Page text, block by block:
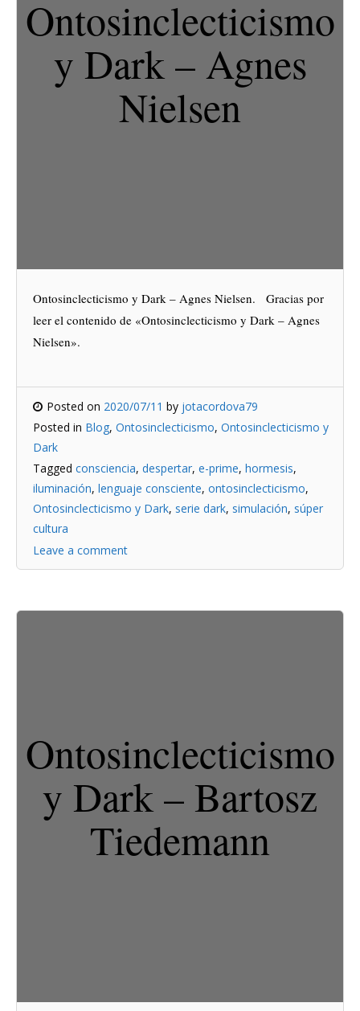
Ontosinclecticismo
y Dark – Agnes
Nielsen
Ontosinclecticismo y Dark – Agnes Nielsen. Gracias por
leer el contenido de «Ontosinclecticismo y Dark – Agnes
Nielsen».
Posted on 2020/07/11 by jotacordova79
Posted in Blog, Ontosinclecticismo, Ontosinclecticismo y
Dark
Tagged consciencia, despertar, e-prime, hormesis,
iluminación, lenguaje consciente, ontosinclecticismo,
Ontosinclecticismo y Dark, serie dark, simulación, súper
cultura
Leave a comment
Ontosinclecticismo
y Dark – Bartosz
Tiedemann